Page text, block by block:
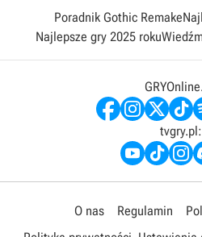
Poradnik Gothic Remake
Najlepsze gry 2025 roku
tvgry.pl:
O nas Regulamin